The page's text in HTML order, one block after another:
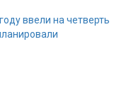
ввели на четверть